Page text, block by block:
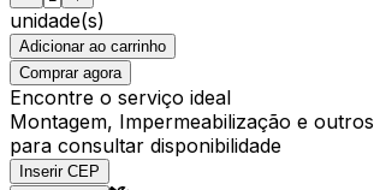
unidade(s)
Adicionar ao carrinho
Comprar agora
Encontre o serviço ideal
Montagem, Impermeabilização e outros
para consultar disponibilidade
Inserir CEP